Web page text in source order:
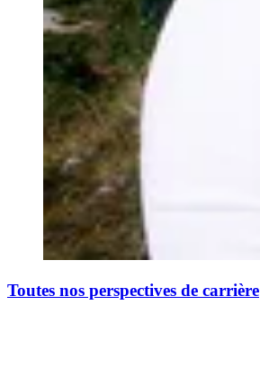
Toutes nos perspectives de carrière